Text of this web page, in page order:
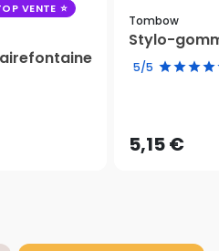
VENTE
Tombow
Stylo-
5/5
5,15 €